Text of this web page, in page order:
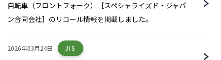
自転車（フロントフォーク）［スペシャライズド・ジャパ
ン合同会社］のリコール情報を掲載しました。
2026年03月24日 JIS